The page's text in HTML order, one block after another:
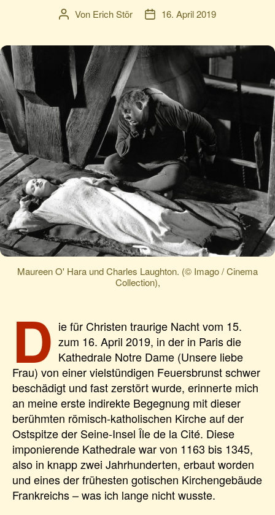
Beitragsautor
Von Erich Stör Veröffentlichungsdatum
16. April 2019
Maureen O' Hara und Charles Laughton. (© Imago / Cinema
Collection),
D ie für Christen traurige Nacht vom 15.
zum 16. April 2019, in der in Paris die
Kathedrale Notre Dame (Unsere liebe
Frau) von einer vielstündigen Feuersbrunst schwer
beschädigt und fast zerstört wurde, erinnerte mich
an meine erste indirekte Begegnung mit dieser
berühmten römisch-katholischen Kirche auf der
Ostspitze der Seine-Insel Île de la Cité. Diese
imponierende Kathedrale war von 1163 bis 1345,
also in knapp zwei Jahrhunderten, erbaut worden
und eines der frühesten gotischen Kirchengebäude
Frankreichs – was ich lange nicht wusste.